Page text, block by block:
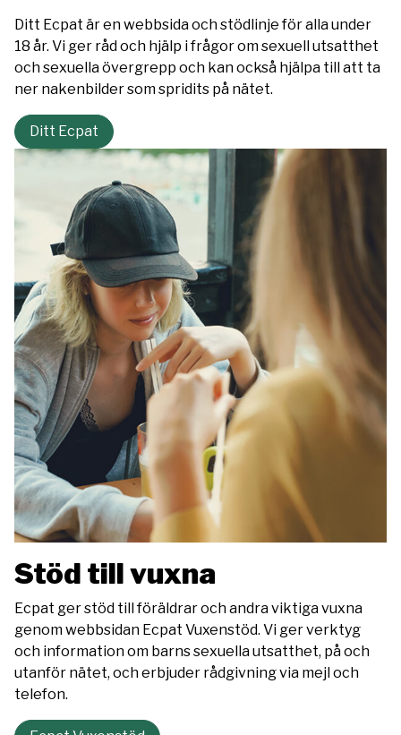
Ditt Ecpat är en webbsida och stödlinje för alla under
18 år. Vi ger råd och hjälp i frågor om sexuell utsatthet
och sexuella övergrepp och kan också hjälpa till att ta
ner nakenbilder som spridits på nätet.
Ditt Ecpat
Stöd till vuxna
Ecpat ger stöd till föräldrar och andra viktiga vuxna
genom webbsidan Ecpat Vuxenstöd. Vi ger verktyg
och information om barns sexuella utsatthet, på och
utanför nätet, och erbjuder rådgivning via mejl och
telefon.